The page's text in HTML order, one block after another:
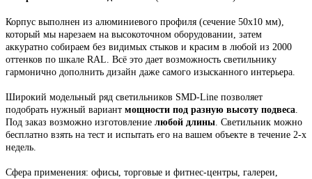
Корпус выполнен из алюминиевого профиля (сечение 50х10 мм),
который мы нарезаем на высокоточном оборудовании, затем
аккуратно собираем без видимых стыков и красим в любой из 2000
оттенков по шкале RAL. Всё это дает возможность светильнику
гармонично дополнить дизайн даже самого изысканного интерьера.
Широкий модельный ряд светильников SMD-Line позволяет
подобрать нужный вариант мощности под разную высоту подвеса.
Под заказ возможно изготовление любой длины. Светильник можно
бесплатно взять на тест и испытать его на вашем объекте в течение 2-х
недель.
Сфера применения: офисы, торговые и фитнес-центры, галереи,